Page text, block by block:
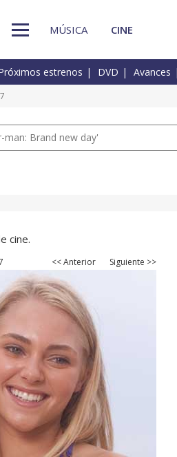
MÚSICA CINE
estrenos DVD Avances
man: Brand new day'
cine.
<< Anterior Siguiente >>